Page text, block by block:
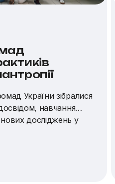
України зібралися
навчання
досліджень у